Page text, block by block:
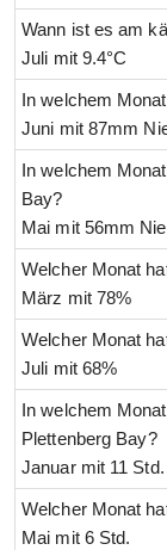
Wann ist es am
Juli mit 9.4°C
In welchem
Juni mit 87mm
In welchem
Bay?
Mai mit 56mm
Welcher Monat
März mit 78%
Welcher Monat
Juli mit 68%
In welchem
Plettenberg Bay?
Januar mit 11 Std.
Welcher Monat
Mai mit 6 Std.